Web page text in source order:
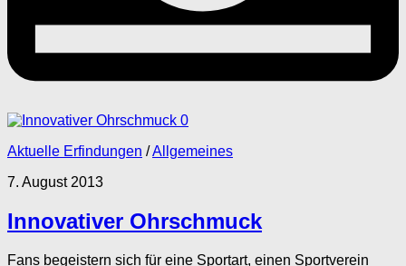
0
Aktuelle Erfindungen /Allgemeines
7. August 2013
Innovativer Ohrschmuck
Fans begeistern sich für eine Sportart, einen Sportverein